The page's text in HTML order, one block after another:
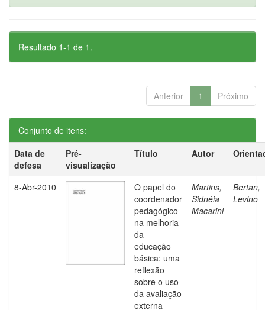
Resultado 1-1 de 1.
Anterior 1 Próximo
Conjunto de itens:
Data de
defesa
Pré-
visualização
Título Autor
8-Abr-2010
O papel do
coordenador
pedagógico
na melhoria
da
educação
básica: uma
reflexão
sobre o uso
da avaliação
externa
Martins,
Sidnéia
Macarini
Bertan,
Levino